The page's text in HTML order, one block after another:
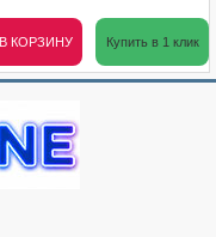
В КОРЗИНУ Купить в 1 клик